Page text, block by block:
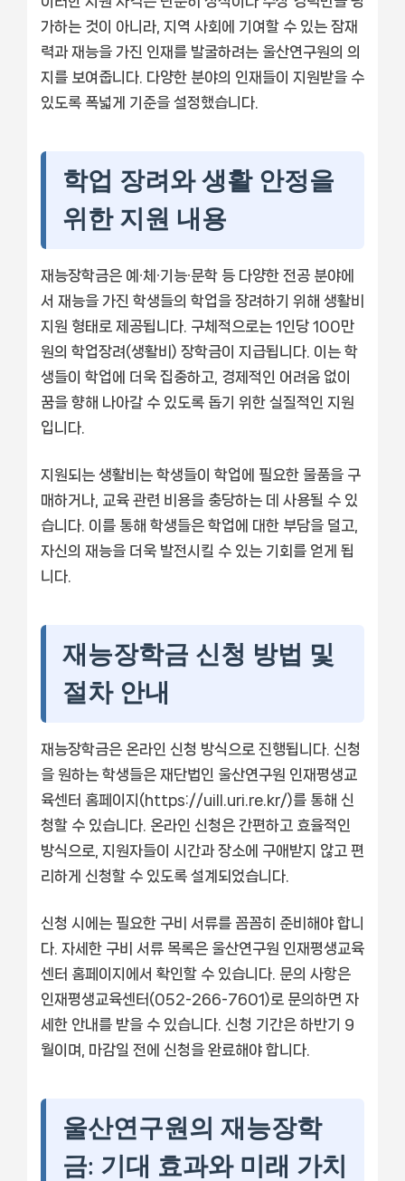
가하는 것이 아니라, 지역 사회에 기여할 수 있는 잠재
력과 재능을 가진 인재를 발굴하려는 울산연구원의 의
지를 보여줍니다. 다양한 분야의 인재들이 지원받을 수
있도록 폭넓게 기준을 설정했습니다.
학업 장려와 생활 안정을
위한 지원 내용
재능장학금은 예∙체∙기능∙문학 등 다양한 전공 분야에
서 재능을 가진 학생들의 학업을 장려하기 위해 생활비
지원 형태로 제공됩니다. 구체적으로는 1인당 100만
원의 학업장려(생활비) 장학금이 지급됩니다. 이는 학
생들이 학업에 더욱 집중하고, 경제적인 어려움 없이
꿈을 향해 나아갈 수 있도록 돕기 위한 실질적인 지원
입니다.
지원되는 생활비는 학생들이 학업에 필요한 물품을 구
매하거나, 교육 관련 비용을 충당하는 데 사용될 수 있
습니다. 이를 통해 학생들은 학업에 대한 부담을 덜고,
자신의 재능을 더욱 발전시킬 수 있는 기회를 얻게 됩
니다.
재능장학금 신청 방법 및
절차 안내
재능장학금은 온라인 신청 방식으로 진행됩니다. 신청
을 원하는 학생들은 재단법인 울산연구원 인재평생교
육센터 홈페이지(https://uill.uri.re.kr/)를 통해 신
청할 수 있습니다. 온라인 신청은 간편하고 효율적인
방식으로, 지원자들이 시간과 장소에 구애받지 않고 편
리하게 신청할 수 있도록 설계되었습니다.
신청 시에는 필요한 구비 서류를 꼼꼼히 준비해야 합니
다. 자세한 구비 서류 목록은 울산연구원 인재평생교육
센터 홈페이지에서 확인할 수 있습니다. 문의 사항은
인재평생교육센터(052-266-7601)로 문의하면 자
세한 안내를 받을 수 있습니다. 신청 기간은 하반기 9
월이며, 마감일 전에 신청을 완료해야 합니다.
울산연구원의 재능장학
금: 기대 효과와 미래 가치